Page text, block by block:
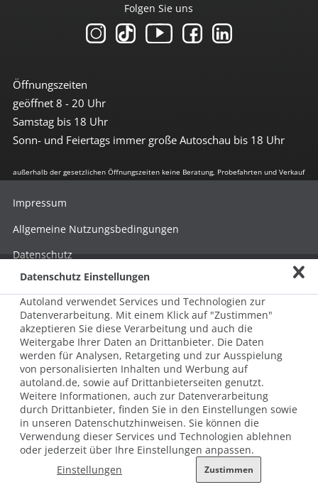
Öffnungszeiten
geöffnet 8 - 20 Uhr
Samstag bis 18 Uhr
Sonn- und Feiertags immer große Autoschau bis 18 Uhr
Folgen Sie uns
außerhalb der gesetzlichen Öffnungszeiten keine Beratung, Probefahrten und Verkauf
© 2026 AUTOLAND 24 SE & Co. Betriebs KG
Werner-von-Siemens-Str. 2, 06796 Brehna, Deutschland
Impressum
Allgemeine Nutzungsbedingungen
Datenschutz
Hinweisgebersystem nach HinSchG
Beschwerde nach LkSG
Grundsatzerklärung zum LkSG
Datenschutz Einstellungen
Autoland verwendet Services und Technologien zur
Datenverarbeitung. Mit einem Klick auf "Zustimmen"
akzeptieren Sie diese Verarbeitung und auch die
Weitergabe Ihrer Daten an Drittanbieter. Die Daten
werden für Analysen, Retargeting und zur Ausspielung
von personalisierten Inhalten und Werbung auf
autoland.de, sowie auf Drittanbieterseiten genutzt.
Weitere Informationen, auch zur Datenverarbeitung
durch Drittanbieter, finden Sie in den Einstellungen sowie
in unseren Datenschutzhinweisen. Sie können die
Verwendung dieser Services und Technologien ablehnen
oder jederzeit über Ihre Einstellungen anpassen.
Einstellungen
Zustimmen